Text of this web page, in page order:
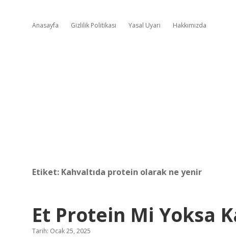
Anasayfa Gizlilik Politikası Yasal Uyarı Hakkımızda
Etiket: Kahvaltıda protein olarak ne yenir
Et Protein Mi Yoksa
Tarih: Ocak 25, 2025